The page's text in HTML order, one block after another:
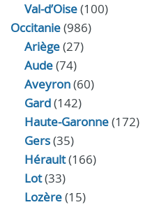
Val-d’Oise(100)
Occitanie(986)
Ariège(27)
Aude(74)
Aveyron(60)
Gard(142)
Haute-Garonne(172)
Gers(35)
Hérault(166)
Lot(33)
Lozère(15)